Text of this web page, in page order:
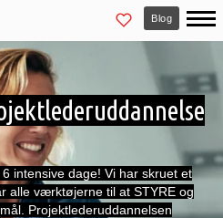
Blog
intensive dage! Vi har skruet et
alle værktøjerne til at STYRE og
Projektlederuddannelsen